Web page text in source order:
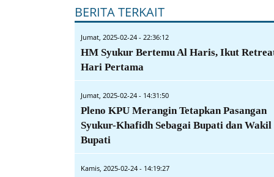
BERITA TERKAIT
Jumat, 2025-02-24 - 22:36:12
HM Syukur Bertemu Al Haris, Ikut
Hari Pertama
Jumat, 2025-02-24 - 14:31:50
Pleno KPU Merangin Tetapkan Pasangan
Syukur-Khafidh Sebagai Bupati dan Wakil
Bupati
Kamis, 2025-02-24 - 14:19:27